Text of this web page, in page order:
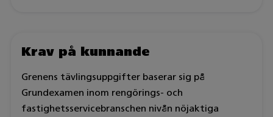
Krav på kunnande
Grenens tävlingsuppgifter baserar sig på
Grundexamen inom rengörings- och
fastighetsservicebranschen nivån nöjaktiga